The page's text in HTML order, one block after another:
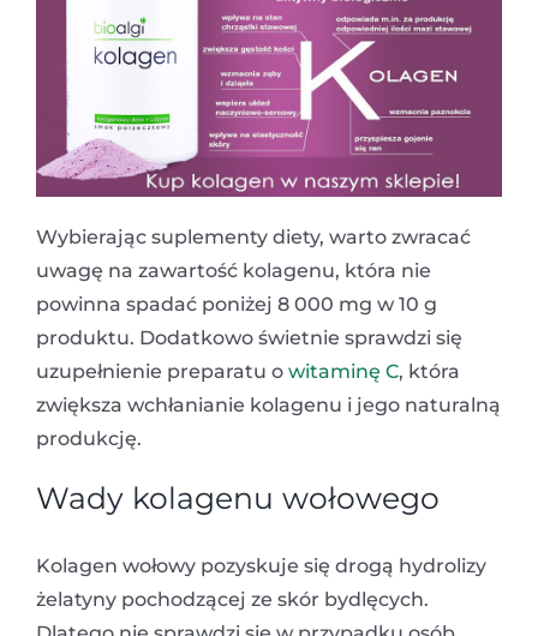
Wybierając suplementy diety, warto zwracać
uwagę na zawartość kolagenu, która nie
powinna spadać poniżej 8 000 mg w 10 g
produktu. Dodatkowo świetnie sprawdzi się
uzupełnienie preparatu o witaminę C, która
zwiększa wchłanianie kolagenu i jego naturalną
produkcję.
Wady kolagenu wołowego
Kolagen wołowy pozyskuje się drogą hydrolizy
żelatyny pochodzącej ze skór bydlęcych.